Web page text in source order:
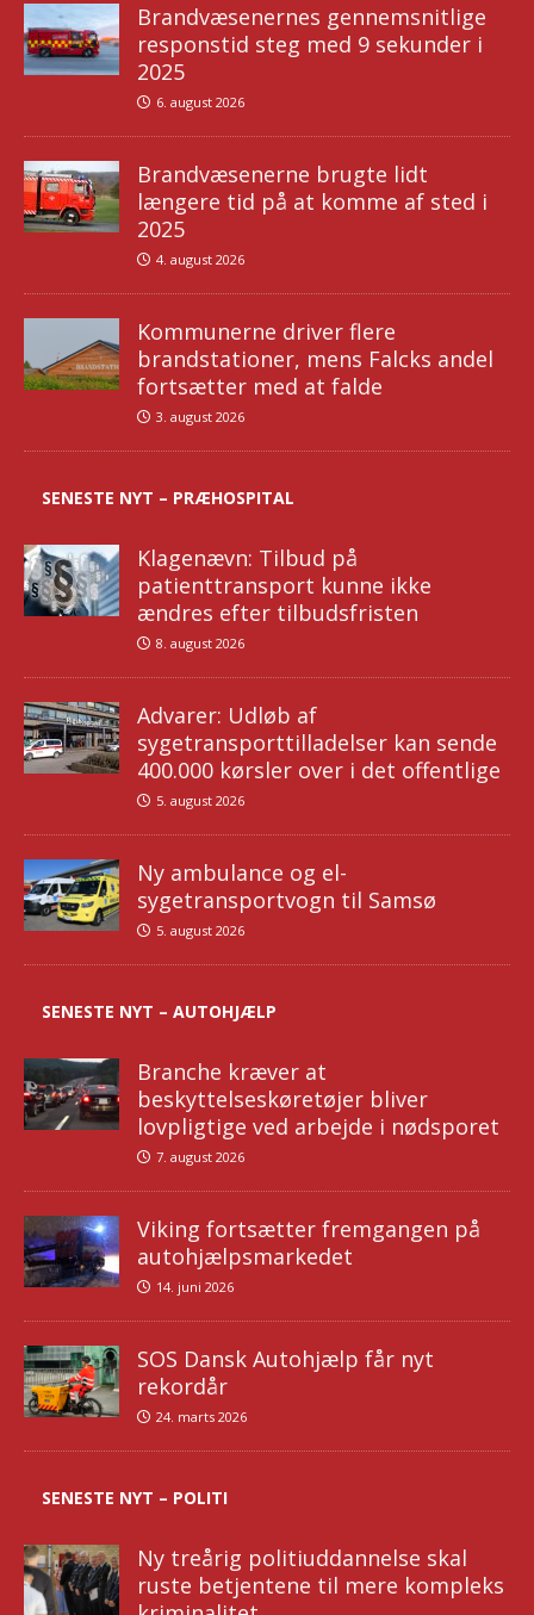
Brandvæsenernes gennemsnitlige
responstid steg med 9 sekunder i
2025
6. august 2026
Brandvæsenerne brugte lidt
længere tid på at komme af sted i
2025
4. august 2026
Kommunerne driver flere
brandstationer, mens Falcks andel
fortsætter med at falde
3. august 2026
SENESTE NYT – PRÆHOSPITAL
Klagenævn: Tilbud på
patienttransport kunne ikke
ændres efter tilbudsfristen
8. august 2026
Advarer: Udløb af
sygetransporttilladelser kan sende
400.000 kørsler over i det offentlige
5. august 2026
Ny ambulance og el-
sygetransportvogn til Samsø
5. august 2026
SENESTE NYT – AUTOHJÆLP
Branche kræver at
beskyttelseskøretøjer bliver
lovpligtige ved arbejde i nødsporet
7. august 2026
Viking fortsætter fremgangen på
autohjælpsmarkedet
14. juni 2026
SOS Dansk Autohjælp får nyt
rekordår
24. marts 2026
SENESTE NYT – POLITI
Ny treårig politiuddannelse skal
ruste betjentene til mere kompleks